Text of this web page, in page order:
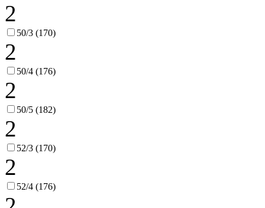
2
50/3 (170)
2
50/4 (176)
2
50/5 (182)
2
52/3 (170)
2
52/4 (176)